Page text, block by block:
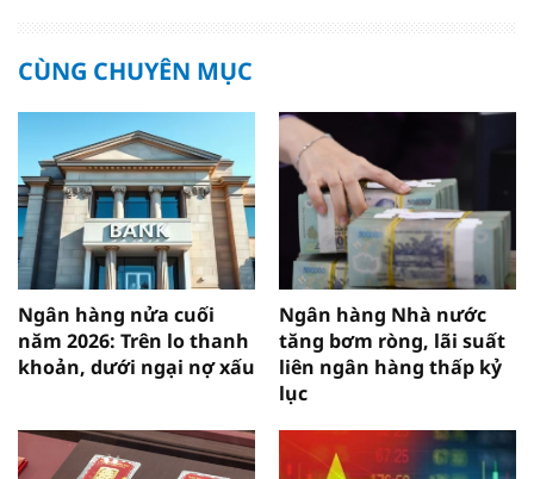
CÙNG CHUYÊN MỤC
Ngân hàng nửa cuối
năm 2026: Trên lo thanh
khoản, dưới ngại nợ xấu
Ngân hàng Nhà nước
tăng bơm ròng, lãi suất
liên ngân hàng thấp kỷ
lục